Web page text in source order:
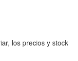
los precios y stock